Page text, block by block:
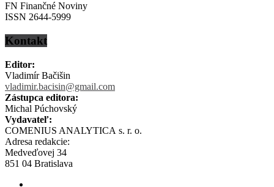
FN Finančné Noviny
ISSN 2644-5999
Kontakt
Editor:
Vladimír Bačišin
vladimir.bacisin@gmail.com
Zástupca editora:
Michal Púchovský
Vydavateľ:
COMENIUS ANALYTICA s. r. o.
Adresa redakcie:
Medveďovej 34
851 04 Bratislava